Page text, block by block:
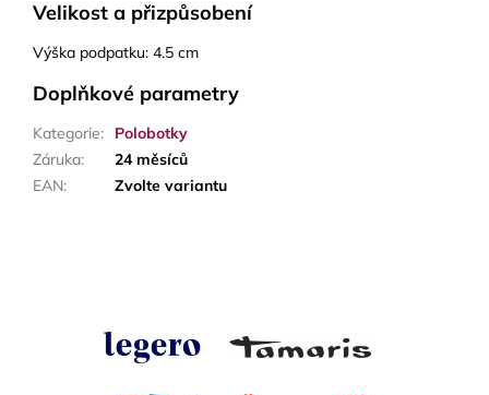
Velikost a přizpůsobení
Výška podpatku: 4.5 cm
Doplňkové parametry
Kategorie:
Polobotky
Záruka:
24 měsíců
EAN: Zvolte variantu